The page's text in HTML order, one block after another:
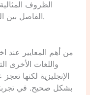
الظروف
الفاصل بين النجاح والفشل في المشاريع الحساسة.
من أهم المعايير عند
واللغات الأخرى
الإنجليزية لكنها
بشكل صحيح. في